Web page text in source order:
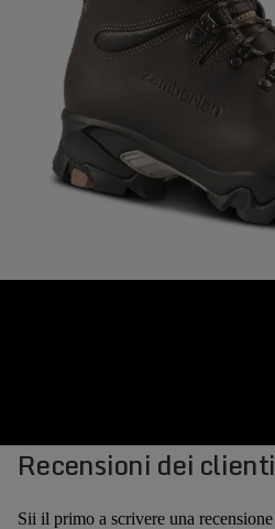
Recensioni dei clienti
Sii il primo a scrivere una recensione